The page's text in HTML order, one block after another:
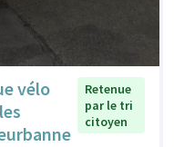
vélo
Retenue
par le tri
citoyen